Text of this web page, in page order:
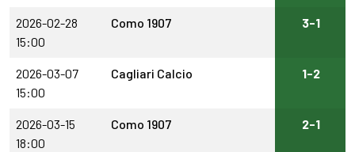
2026-02-28
15:00
Como 1907 3-1
2026-03-07
15:00
Cagliari Calcio 1-2
2026-03-15
18:00
Como 1907 2-1